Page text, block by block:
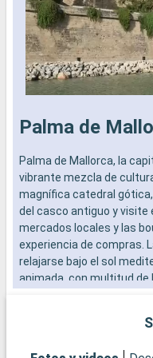
Palma de
Palma de Mallorca, la
vibrante mezcla de
magnífica catedral
del casco antiguo y visite
mercados locales y las
experiencia de compras.
relajarse bajo el sol
animada, con multitud de